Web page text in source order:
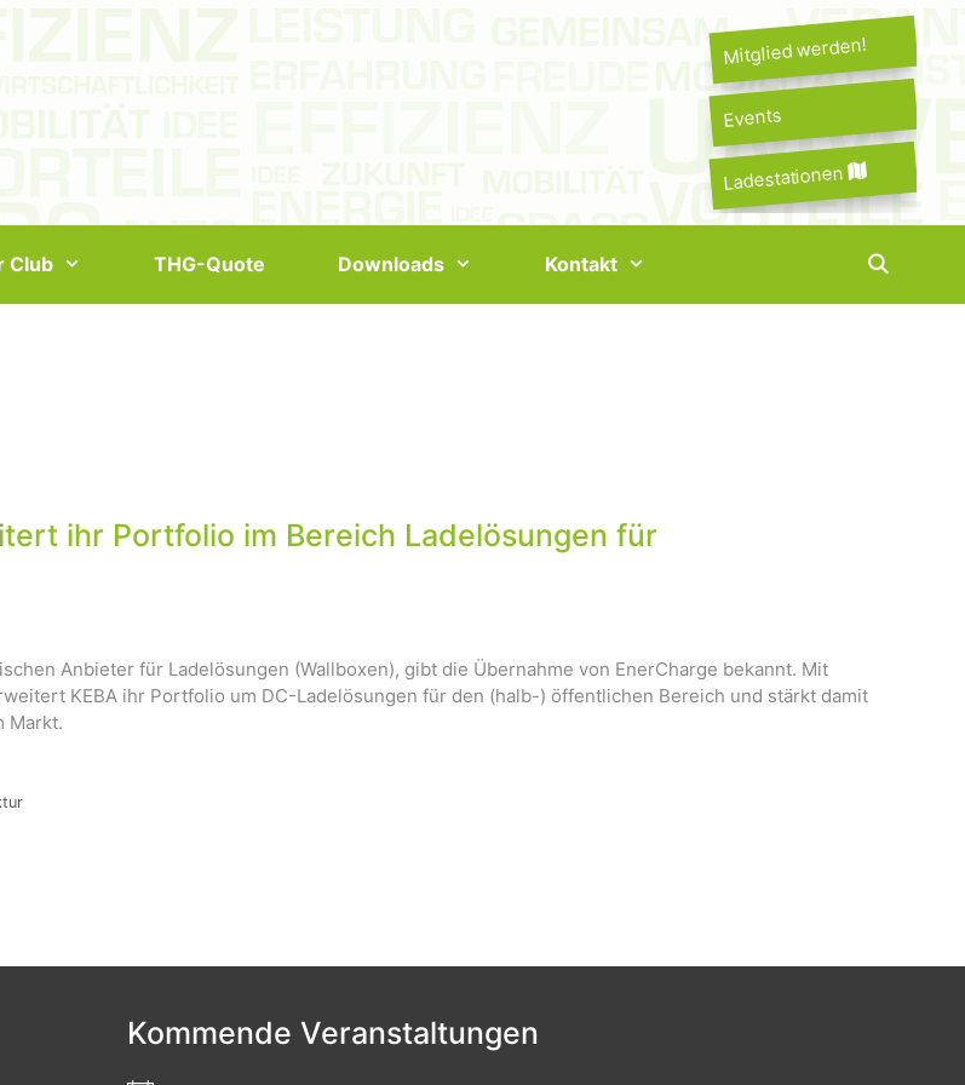
Mitglied werden!
Events
Ladestationen
Club THG-Quote Downloads Kontakt
ihr Portfolio im Bereich Ladelösungen für
Anbieter für Ladelösungen (Wallboxen), gibt die Übernahme von EnerCharge bekannt. Mit
KEBA ihr Portfolio um DC-Ladelösungen für den (halb-) öffentlichen Bereich und stärkt damit
Markt.
Kommende Veranstaltungen